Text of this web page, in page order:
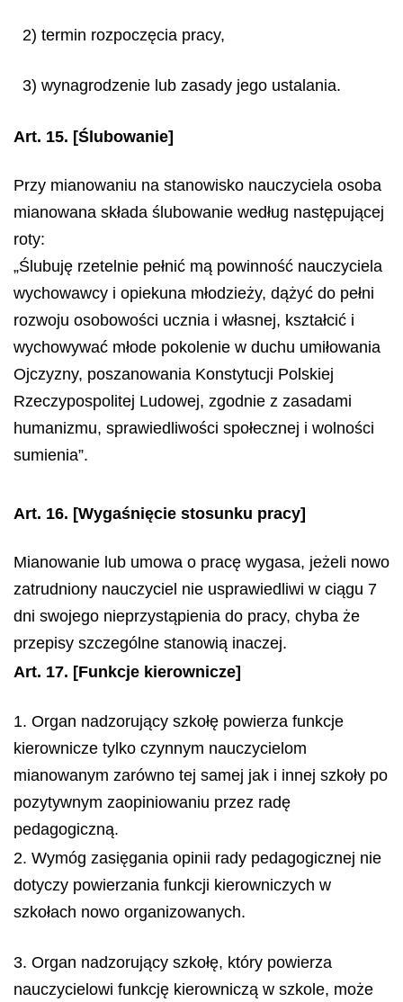
2) termin rozpoczęcia pracy,
3) wynagrodzenie lub zasady jego ustalania.
Art. 15. [Ślubowanie]
Przy mianowaniu na stanowisko nauczyciela osoba
mianowana składa ślubowanie według następującej
roty:
„Ślubuję rzetelnie pełnić mą powinność nauczyciela
wychowawcy i opiekuna młodzieży, dążyć do pełni
rozwoju osobowości ucznia i własnej, kształcić i
wychowywać młode pokolenie w duchu umiłowania
Ojczyzny, poszanowania Konstytucji Polskiej
Rzeczypospolitej Ludowej, zgodnie z zasadami
humanizmu, sprawiedliwości społecznej i wolności
sumienia”.
Art. 16. [Wygaśnięcie stosunku pracy]
Mianowanie lub umowa o pracę wygasa, jeżeli nowo
zatrudniony nauczyciel nie usprawiedliwi w ciągu 7
dni swojego nieprzystąpienia do pracy, chyba że
przepisy szczególne stanowią inaczej.
Art. 17. [Funkcje kierownicze]
1. Organ nadzorujący szkołę powierza funkcje
kierownicze tylko czynnym nauczycielom
mianowanym zarówno tej samej jak i innej szkoły po
pozytywnym zaopiniowaniu przez radę
pedagogiczną.
2. Wymóg zasięgania opinii rady pedagogicznej nie
dotyczy powierzania funkcji kierowniczych w
szkołach nowo organizowanych.
3. Organ nadzorujący szkołę, który powierza
nauczycielowi funkcję kierowniczą w szkole, może